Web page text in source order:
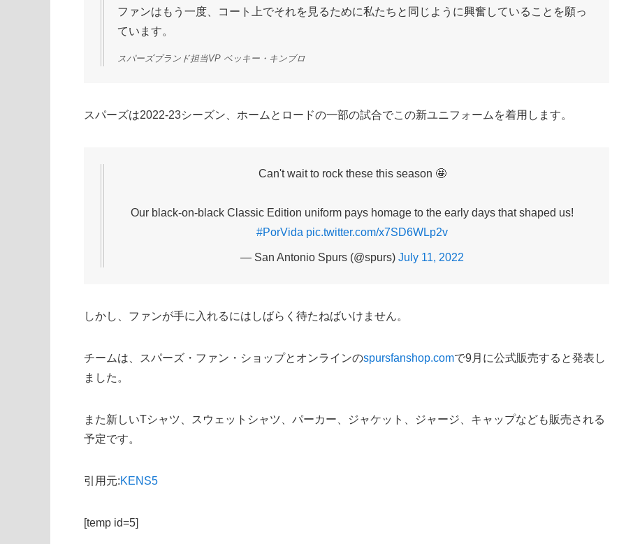
ファンはもう一度、コート上でそれを見るために私たちと同じように興奮していることを願っ
ています。
スパーズブランド担当VP ベッキー・キンブロ
スパーズは2022-23シーズン、ホームとロードの一部の試合でこの新ユニフォームを着用します。
Can't wait to rock these this season 🤩
Our black-on-black Classic Edition uniform pays homage to the early days that shaped us!
#PorVida pic.twitter.com/x7SD6WLp2v
— San Antonio Spurs (@spurs) July 11, 2022
しかし、ファンが手に入れるにはしばらく待たねばいけません。
チームは、スパーズ・ファン・ショップとオンラインのspursfanshop.comで9月に公式販売すると発表し
ました。
また新しいTシャツ、スウェットシャツ、パーカー、ジャケット、ジャージ、キャップなども販売される
予定です。
引用元:KENS5
[temp id=5]